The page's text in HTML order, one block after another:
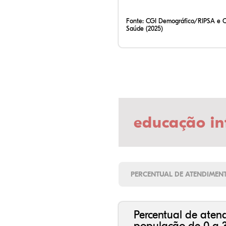
Fonte: CGI Demográfico/RIPSA e
Saúde (2025)
educação
PERCENTUAL DE
Percentual de